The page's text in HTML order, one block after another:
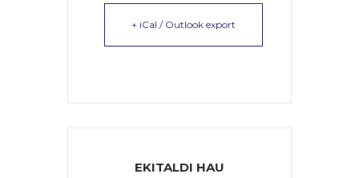
+ iCal / Outlook export
EKITALDI HAU